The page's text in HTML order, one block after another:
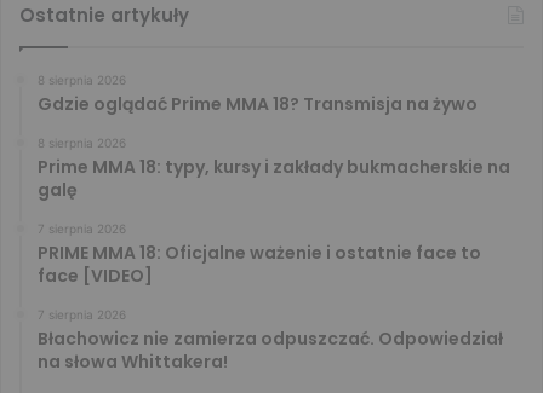
Ostatnie artykuły
8 sierpnia 2026
Gdzie oglądać Prime MMA 18? Transmisja na żywo
8 sierpnia 2026
Prime MMA 18: typy, kursy i zakłady bukmacherskie na
galę
7 sierpnia 2026
PRIME MMA 18: Oficjalne ważenie i ostatnie face to
face [VIDEO]
7 sierpnia 2026
Błachowicz nie zamierza odpuszczać. Odpowiedział
na słowa Whittakera!